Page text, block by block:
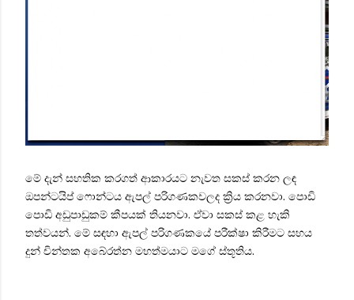
මේ දැන් සහතික කරගත් ආකාරයට නැවත සකස් කරන ලඳ
ඔපන්ටයිප් ෆොන්ටය ඇපල් පරිගණකවලද ක්‍රිය කරනවා. පොඩි
පොඩි අඩුපාඩුකම් කීපයක් තියනවා. ඒවා සකස් කළ හැකි
තත්වයන්. මේ සඳහා ඇපල් පරිගණකයේ පරීක්ෂා කිරීමට සහය
දුන් චින්තක අබේරත්න මහත්මයාට මගේ ස්තූතිය.